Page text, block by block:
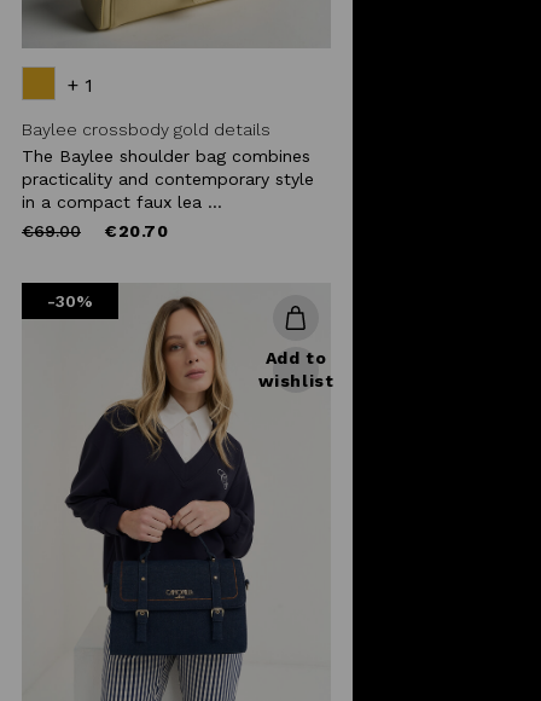
+ 1
Baylee crossbody gold details
The Baylee shoulder bag combines
practicality and contemporary style
in a compact faux lea ...
Price
€69.00to €20.70
-30%
Add to
wishlist